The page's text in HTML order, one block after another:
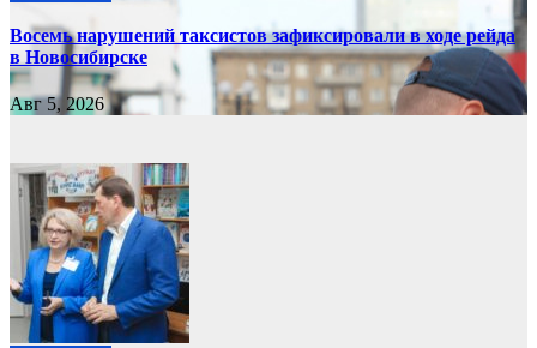
Восемь нарушений таксистов зафиксировали в ходе рейда
в Новосибирске
Авг 5, 2026